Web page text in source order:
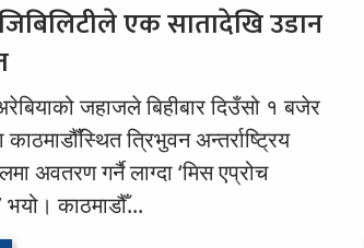
एक सातादेखि उडान
जहाजले बिहीबार दिउँसो १ बजेर
काठमाडौँस्थित त्रिभुवन अन्तर्राष्ट्रिय
अवतरण गर्नै लाग्दा ‘मिस एप्रोच
काठमाडौँ...